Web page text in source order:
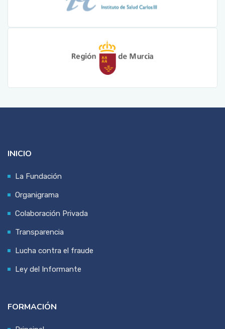
INICIO
La Fundación
Organigrama
Colaboración Privada
Transparencia
Lucha contra el fraude
Ley del Informante
FORMACIÓN